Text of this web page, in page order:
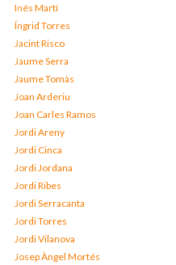
Inés Martí
Íngrid Torres
Jacint Risco
Jaume Serra
Jaume Tomàs
Joan Arderiu
Joan Carles Ramos
Jordi Areny
Jordi Cinca
Jordi Jordana
Jordi Ribes
Jordi Serracanta
Jordi Torres
Jordi Vilanova
Josep Àngel Mortés